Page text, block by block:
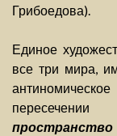
Грибоедова).
Единое
все три мира,
пространство